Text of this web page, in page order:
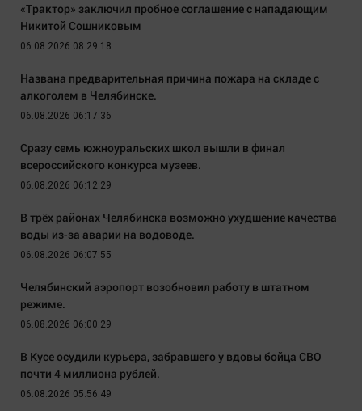
«Трактор» заключил пробное соглашение с нападающим
Никитой Сошниковым
06.08.2026 08:29:18
Названа предварительная причина пожара на складе с
алкоголем в Челябинске.
06.08.2026 06:17:36
Сразу семь южноуральских школ вышли в финал
всероссийского конкурса музеев.
06.08.2026 06:12:29
В трёх районах Челябинска возможно ухудшение качества
воды из-за аварии на водоводе.
06.08.2026 06:07:55
Челябинский аэропорт возобновил работу в штатном
режиме.
06.08.2026 06:00:29
В Кусе осудили курьера, забравшего у вдовы бойца СВО
почти 4 миллиона рублей.
06.08.2026 05:56:49